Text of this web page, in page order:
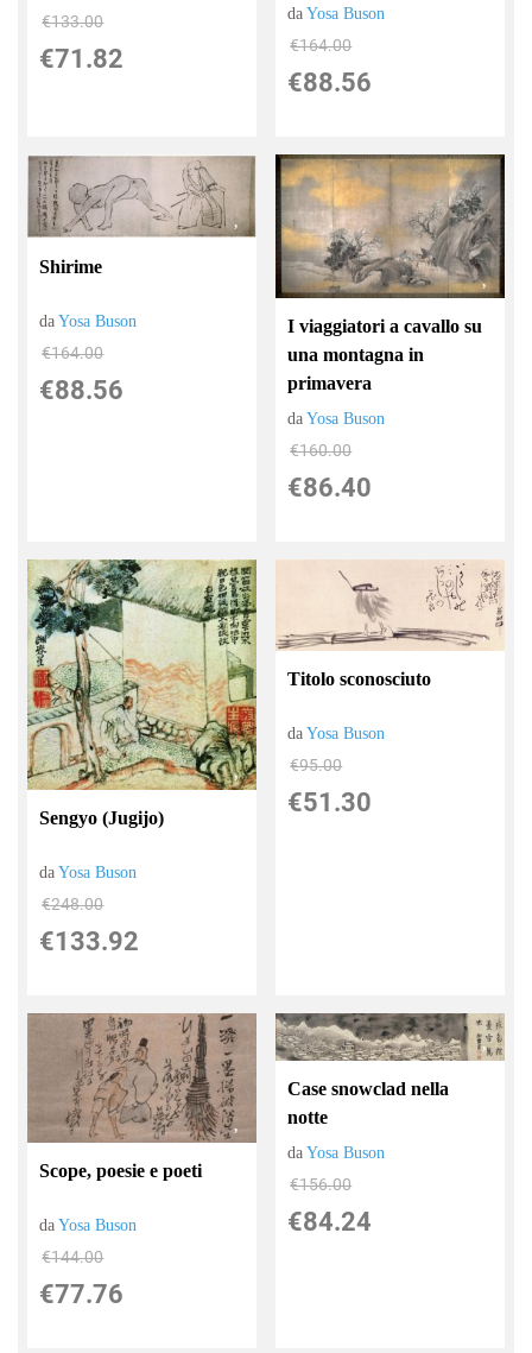
€133.00
€71.82
daYosa Buson
€164.00
€88.56
Shirime
daYosa Buson
€164.00
€88.56
I viaggiatori a cavallo su
una montagna in
primavera
daYosa Buson
€160.00
€86.40
Sengyo (Jugijo)
daYosa Buson
€248.00
€133.92
Titolo sconosciuto
daYosa Buson
€95.00
€51.30
Scope, poesie e poeti
daYosa Buson
€144.00
€77.76
Case snowclad nella
notte
daYosa Buson
€156.00
€84.24